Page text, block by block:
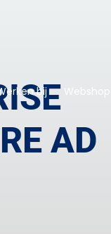
bij Webshop
AD